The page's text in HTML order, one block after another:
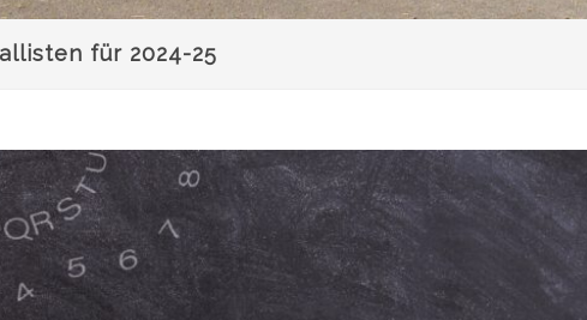
für 2024-25